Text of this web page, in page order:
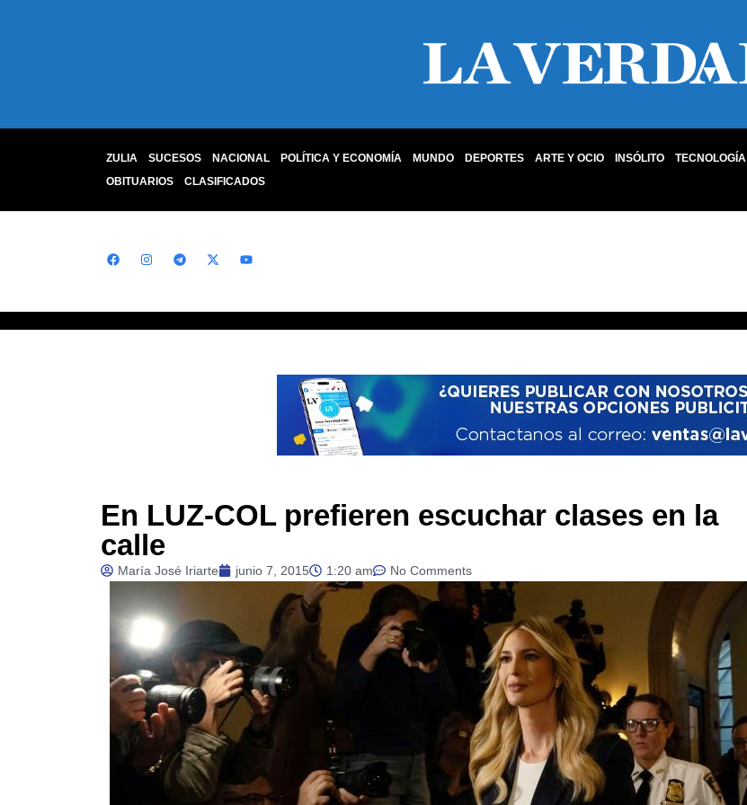
ZULIA SUCESOS NACIONAL POLÍTICA Y ECONOMÍA MUNDO DEPORTES ARTE Y OCIO INSÓLITO TECNOLOGÍA
OBITUARIOS
CLASIFICADOS
En LUZ-COL prefieren escuchar clases en la
calle
María José Iriarte junio 7, 2015 1:20 am No Comments